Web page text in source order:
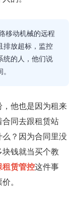
移动机械的远程
排放超标，监控
统的人，他们说
他也是因为租来
合同去跟租赁站
？因为合同里没
钱就当买个教
租赁管控这件事
。